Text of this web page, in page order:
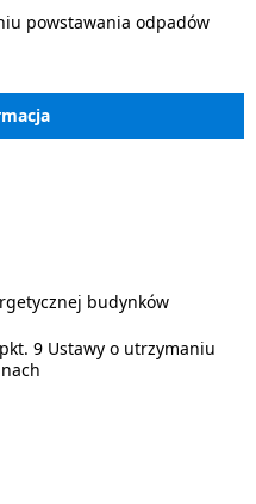
powstawania odpadów
budynków
9 Ustawy o utrzymaniu